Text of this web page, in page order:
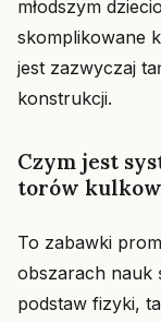
młodszym
skomplikowane
jest zazwyczaj
konstrukcji.
Czym jest
torów
To zabawki
obszarach nauk
podstaw fizyki,